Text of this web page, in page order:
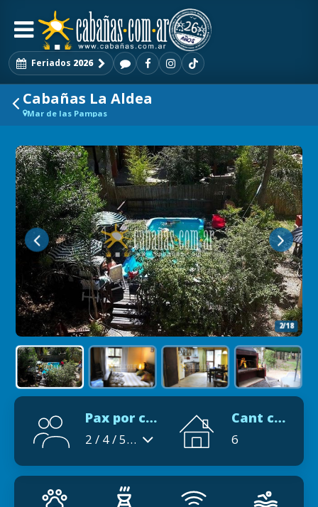
Feriados 2026
Cabañas La Aldea
Mar de las Pampas
2/18
Pax por cabaña
2 / 4 / 5 / 6
Cant cabañas
6